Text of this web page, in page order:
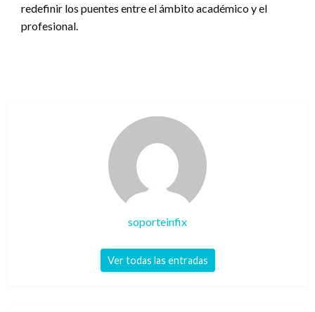
redefinir los puentes entre el ámbito académico y el
profesional.
soporteinfix
Ver todas las entradas